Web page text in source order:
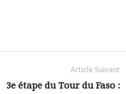
Article Suivant
3e étape du Tour du Faso :